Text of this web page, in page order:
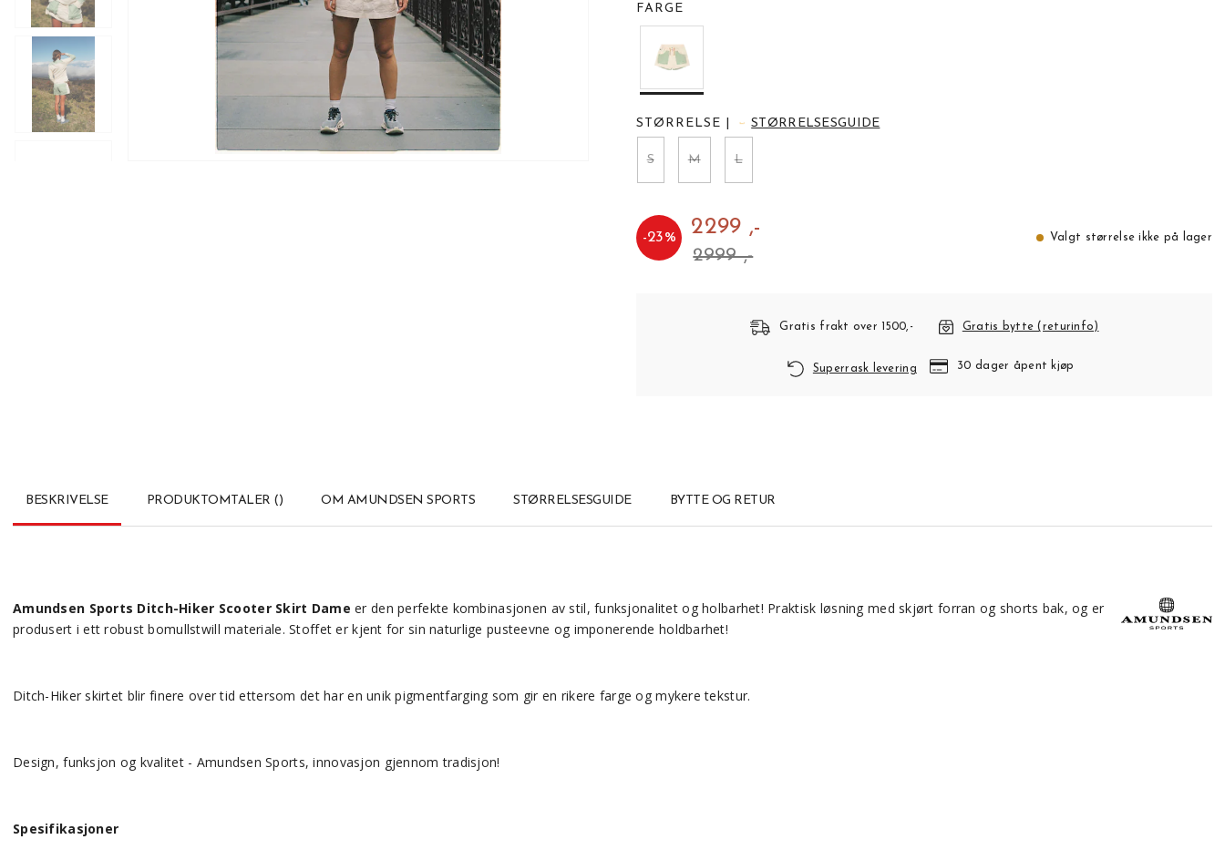
FARGE
STØRRELSE STØRRELSESGUIDE
S M L
-23% 2299 ,-
2999 ,-
Valgt størrelse ikke på lager
Gratis frakt over 1500,- Gratis bytte (returinfo)
Superrask levering 30 dager åpent kjøp
BESKRIVELSE PRODUKTOMTALER () OM AMUNDSEN SPORTS STØRRELSESGUIDE BYTTE OG RETUR
Amundsen Sports Ditch-Hiker Scooter Skirt Dameer den perfekte kombinasjonen av stil, funksjonalitet og holbarhet! Praktisk løsning med skjørt forran og shorts bak, og er
produsert i ett robust bomullstwill materiale. Stoffet er kjent for sin naturlige pusteevne og imponerende holdbarhet!
Ditch-Hiker skirtet blir finere over tid ettersom det har en unik pigmentfarging som gir en rikere farge og mykere tekstur.
Design, funksjon og kvalitet - Amundsen Sports, innovasjon gjennom tradisjon!
Spesifikasjoner